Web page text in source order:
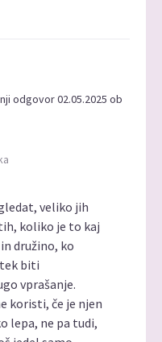
odgovor 02.05.2025 ob
veliko jih
koliko je to kaj
družino, ko
biti
vprašanje.
koristi, če je njen
lepa, ne pa tudi,